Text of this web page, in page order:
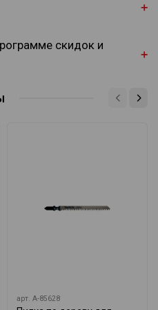
скидок и
арт. A-85628